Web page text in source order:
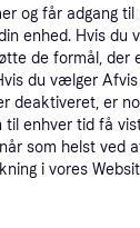
og får adgang
enhed. Hvis
de formål, der
du vælger
deaktiveret, er
til enhver tid få
som helst ved
i vores